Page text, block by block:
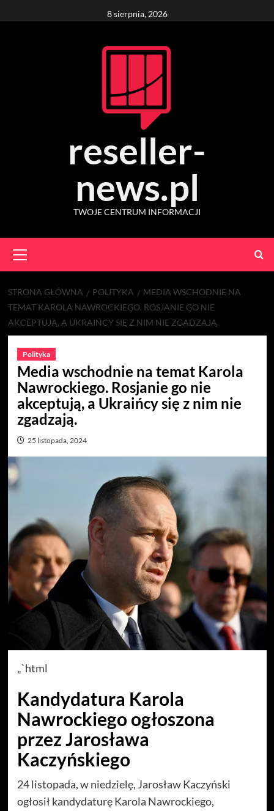
to
8 sierpnia, 2026
reseller-
news.pl
TWOJE CENTRUM INFORMACJI
Menu
STRONA GŁÓWNA POLITYKA
MEDIA WSCHODNIE NA
TEMAT KAROLA NAWROCKIEGO. ROSJANIE GO NIE
AKCEPTUJĄ, A UKRAIŃCY SIĘ Z NIM NIE ZGADZAJĄ.
Polityka
Media wschodnie na temat Karola
Nawrockiego. Rosjanie go nie
akceptują, a Ukraińcy się z nim nie
zgadzają.
25 listopada, 2024
„`html
Kandydatura Karola
Nawrockiego ogłoszona
przez Jarosława
Kaczyńskiego
24 listopada, w niedzielę, Jarosław Kaczyński
ogłosił kandydaturę Karola Nawrockiego,